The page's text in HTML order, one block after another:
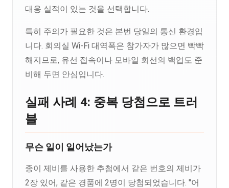
대응 실적이 있는 것을 선택합니다.
특히 주의가 필요한 것은 본번 당일의 통신 환경입
니다. 회의실 Wi-Fi 대역폭은 참가자가 많으면 빡빡
해지므로, 유선 접속이나 모바일 회선의 백업도 준
비해 두면 안심입니다.
실패 사례 4: 중복 당첨으로 트러
블
무슨 일이 일어났는가
종이 제비를 사용한 추첨에서 같은 번호의 제비가
2장 있어, 같은 경품에 2명이 당첨되었습니다. "어